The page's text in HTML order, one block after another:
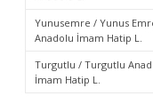
Yunusemre / Yunus
Anadolu İmam Hatip L.
Turgutlu / Turgutlu
İmam Hatip L.